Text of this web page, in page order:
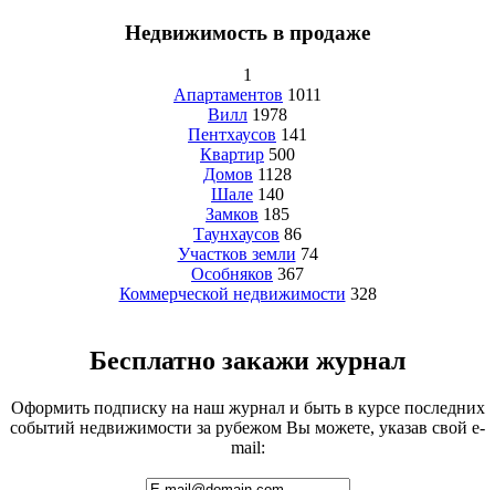
Недвижимость в продаже
1
Апартаментов 1011
Вилл 1978
Пентхаусов 141
Квартир 500
Домов 1128
Шале 140
Замков 185
Таунхаусов 86
Участков земли 74
Особняков 367
Коммерческой недвижимости 328
Бесплатно закажи журнал
Оформить подписку на наш журнал и быть в курсе последних
событий недвижимости за рубежом Вы можете, указав свой e-
mail: